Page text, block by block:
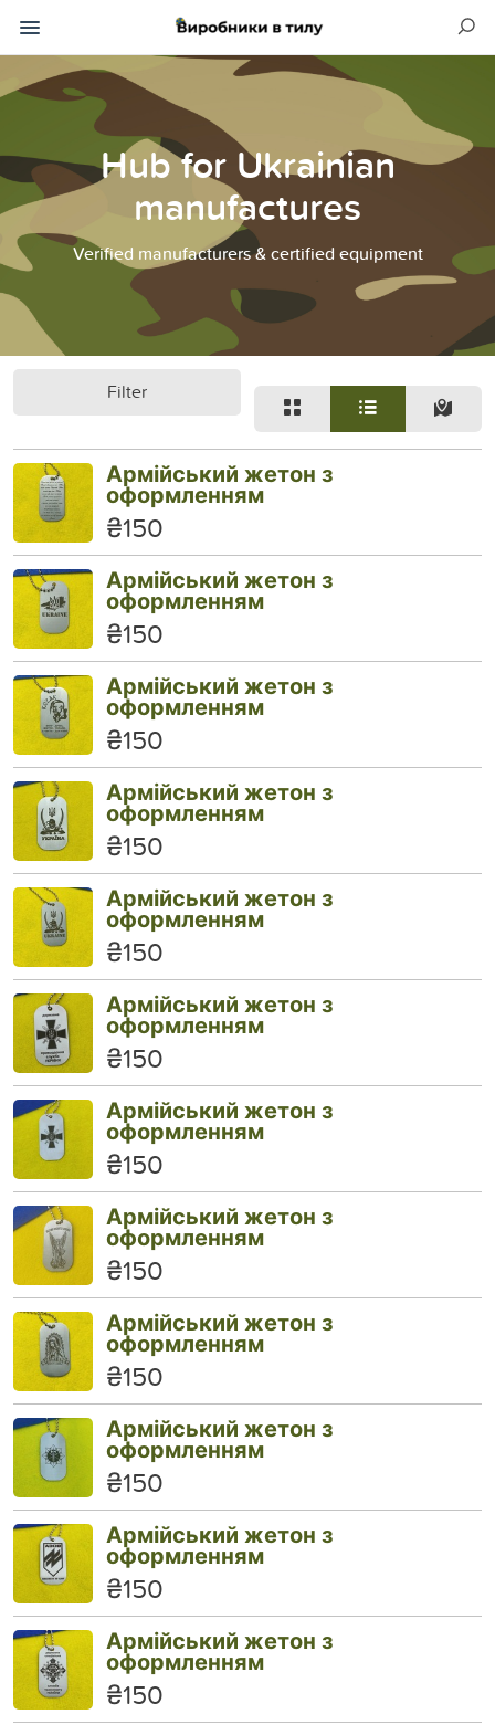
Hub for Ukrainian
manufactures
Verified manufacturers & certified equipment
Filter
Армійський жетон з
оформленням
₴150
Армійський жетон з
оформленням
₴150
Армійський жетон з
оформленням
₴150
Армійський жетон з
оформленням
₴150
Армійський жетон з
оформленням
₴150
Армійський жетон з
оформленням
₴150
Армійський жетон з
оформленням
₴150
Армійський жетон з
оформленням
₴150
Армійський жетон з
оформленням
₴150
Армійський жетон з
оформленням
₴150
Армійський жетон з
оформленням
₴150
Армійський жетон з
оформленням
₴150